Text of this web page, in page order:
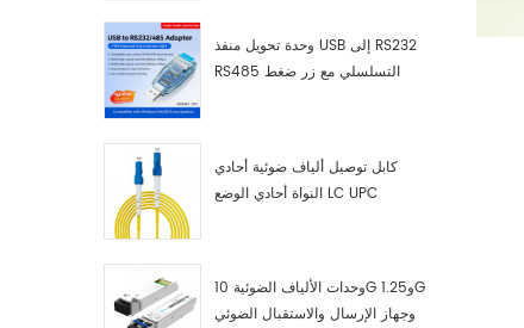
وحدة تحويل منفذ USB إلى RS232
RS485 التسلسلي مع زر ضغط
كابل توصيل ألياف ضوئية أحادي
النواة أحادي الوضع LC UPC
وحدات الألياف الضوئية 10G و1.25G
وجهاز الإرسال والاستقبال الضوئي